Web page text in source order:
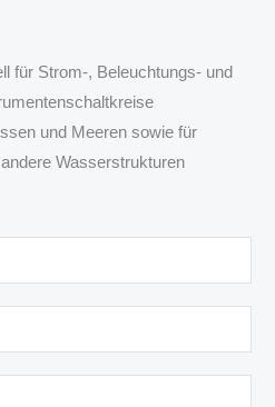
für Strom-, Beleuchtungs- und
und Meeren sowie für
Wasserstrukturen